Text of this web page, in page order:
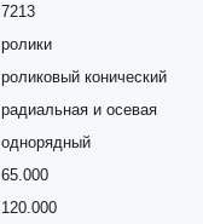
7213
ролики
роликовый конический
радиальная и осевая
однорядный
65.000
120.000